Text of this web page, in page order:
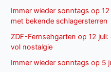
Immer wieder sonntags op
met bekende schlagersterren
ZDF-Fernsehgarten op 12
vol nostalgie
Immer wieder sonntags op 5